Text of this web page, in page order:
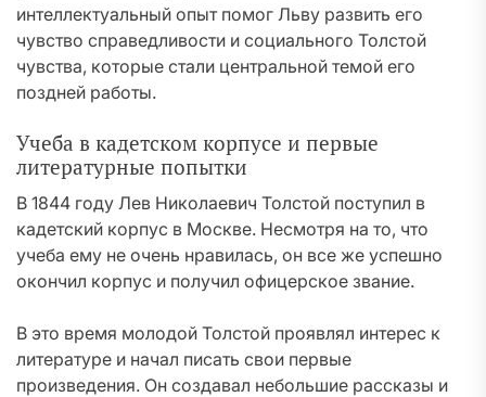
интеллектуальный опыт помог Льву развить его
чувство справедливости и социального Толстой
чувства, которые стали центральной темой его
поздней работы.
Учеба в кадетском корпусе и первые
литературные попытки
В 1844 году Лев Николаевич Толстой поступил в
кадетский корпус в Москве. Несмотря на то, что
учеба ему не очень нравилась, он все же успешно
окончил корпус и получил офицерское звание.
В это время молодой Толстой проявлял интерес к
литературе и начал писать свои первые
произведения. Он создавал небольшие рассказы и